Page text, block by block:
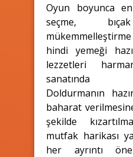
Oyun boyunca
seçme,
hindi yemeği
lezzetleri
sanatında
Doldurmanın
baharat
şekilde
mutfak harikası
her ayrıntı